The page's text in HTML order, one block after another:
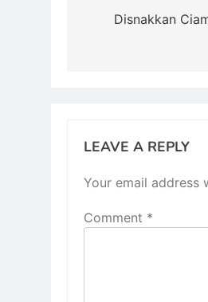
navigation
Disnakkan
LEAVE A REPLY
Your email address
Comment *